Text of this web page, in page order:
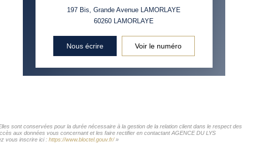
197 Bis, Grande Avenue LAMORLAYE
60260 LAMORLAYE
Nous écrire Voir le numéro
sont conservées pour la durée nécessaire à la gestion de la relation client dans le respect des
aux données vous concernant et les faire rectifier en contactant AGENCE DU LYS
vous inscrire ici : https://www.bloctel.gouv.fr/»